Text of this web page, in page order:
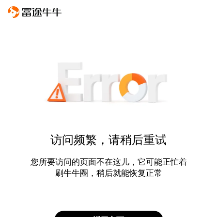
访问频繁，请稍后重试
您所要访问的页面不在这儿，它可能正忙着
刷牛牛圈，稍后就能恢复正常